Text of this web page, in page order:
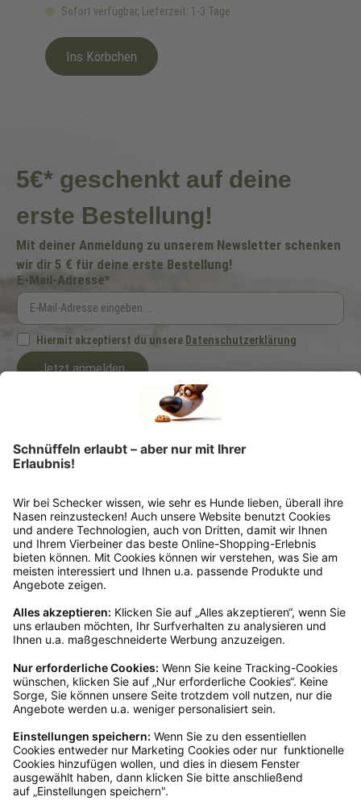
Sofort verfügbar, Lieferzeit: 1-3 Tage
Ins Körbchen
5€* geschenkt auf deine
erste Bestellung!
Mit deiner Anmeldung zu unserem Newsletter schenken
wir dir 5 € für deine erste Bestellung!
E-Mail-Adresse*
Hiermit akzeptierst du unsere Datenschutzerklärung
Jetzt anmelden
Ich möchte regelmäßig von der Schecker GmbH über Hundefutter und -zubehör
per E-Mail informiert werden. Diese Einwilligung kann ich jederzeit unter
"Abmelden" am Ende jeder E-Mail widerrufen.
kombinierbar und nicht auszahlbar. Gültig 6 Monate ab Erhalt, nicht für frühere
Bestellungen. Klicks werten wir anonym aus – ohne Rückschluss auf Dich. Deine
Daten bleiben bei uns (Schecker GmbH) und werden nicht weitergegeben. Auf
wir Dir ggf. ähnliche Angebote per Mail (§7 Abs. 3 UWG). Dem kannst Du jederzeit
widersprechen, z. B. an datenschutz@schecker.de. Mehr Infos in unserer
Datenschutzerklärung.
Kundenservice
Mo – Fr 9 – 17 Uhr, Sa 9 – 13 Uhr
Ruf uns an
0800-28 18 78
Schreibe uns
verkauf@schecker.de